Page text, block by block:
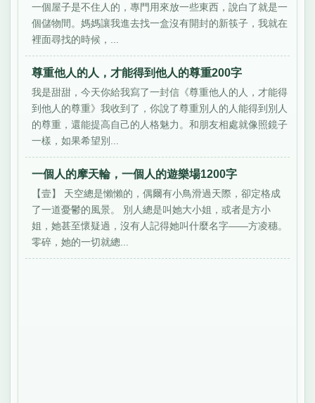
一個屋子是不住人的，專門用來放一些東西，說白了就是一
個儲物間。媽媽讓我進去找一盒沒有開封的新筷子，我就在
裡面尋找的時候，...
尊重他人的人，才能得到他人的尊重200字
我是甜甜，今天你給我寫了一封信《尊重他人的人，才能得
到他人的尊重》我收到了，你說了尊重別人的人能得到別人
的尊重，還能提高自己的人格魅力。和朋友相處就像照鏡子
一樣，如果希望別...
一個人的摩天輪，一個人的遊樂場1200字
【壹】 天空總是懶懶的，偶爾有小鳥滑過天際，卻定格成
了一道憂鬱的風景。 別人總是叫她大小姐，或者是方小
姐，她甚至懷疑過，沒有人記得她叫什麼名字——方凌穗。
零碎，她的一切就總...